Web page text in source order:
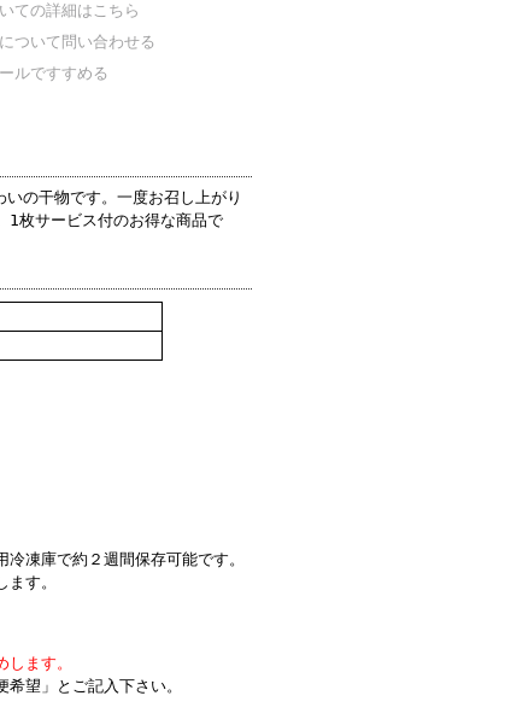
ての詳細はこちら
ついて問い合わせる
ルですすめる
の干物です。一度お召し上がり
1枚サービス付のお得な商品で
凍庫で約２週間保存可能です。
す。
ます。
望」とご記入下さい。